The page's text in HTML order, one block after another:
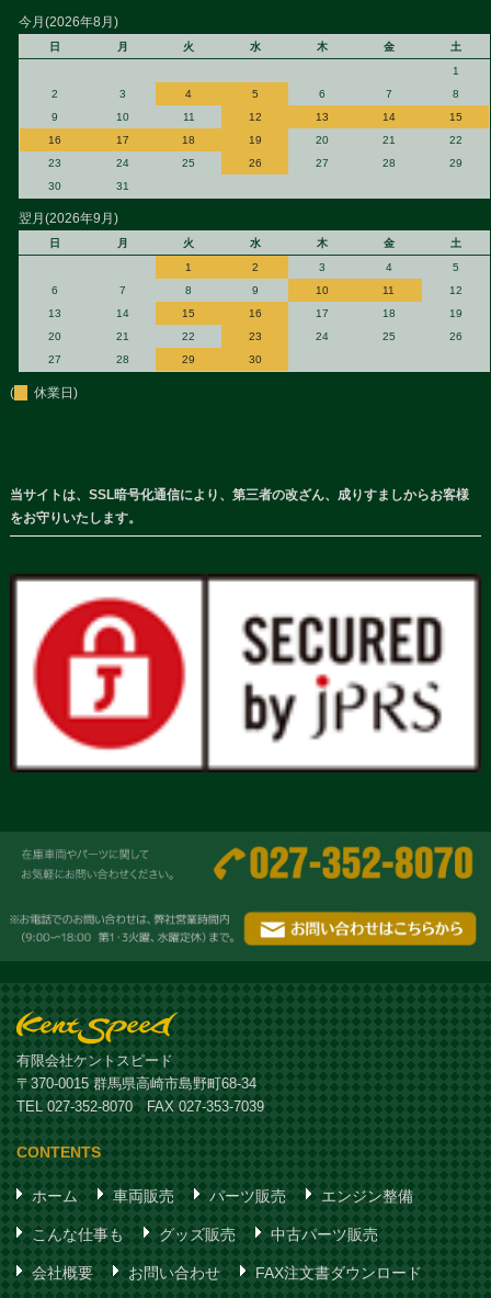
今月(2026年8月)
日 月 火 水 木 金
土
1
2
3 4 5 6 7
8
9
10 11 12 13 14
15
16
17 18 19 20 21
22
23
24 25 26 27 28
29
30
31
翌月(2026年9月)
日 月 火 水 木 金
土
1
2 3 4
5
6
7 8 9 10 11
12
13
14 15 16 17 18
19
20
21 22 23 24 25
26
27
28 29 30
( 休業日)
当サイトは、SSL暗号化通信により、第三者の改ざん、成りすましからお客様
をお守りいたします。
有限会社ケントスピード
〒370-0015 群馬県高崎市島野町68-34
TEL 027-352-8070 FAX 027-353-7039
CONTENTS
ホーム 車両販売 パーツ販売 エンジン整備
こんな仕事も グッズ販売 中古パーツ販売
会社概要 お問い合わせ FAX注文書ダウンロード